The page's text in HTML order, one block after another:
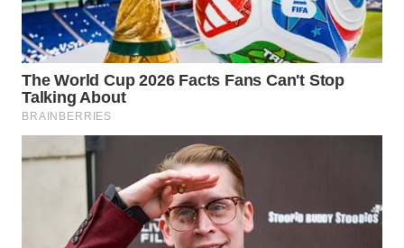
WN
PAKPAK
WN
KARAWANG
WN
BOGOR